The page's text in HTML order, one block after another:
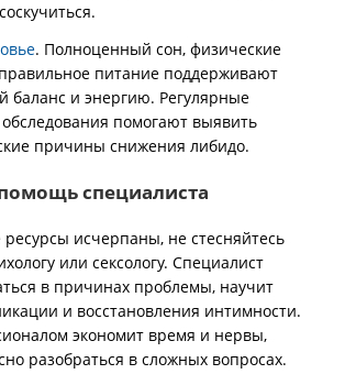
. Полноценный сон, физические
питание поддерживают
баланс и энергию. Регулярные
помогают выявить
причины снижения либидо.
специалиста
исчерпаны, не стесняйтесь
или сексологу. Специалист
в причинах проблемы, научит
и восстановления интимности.
экономит время и нервы,
разобраться в сложных вопросах.